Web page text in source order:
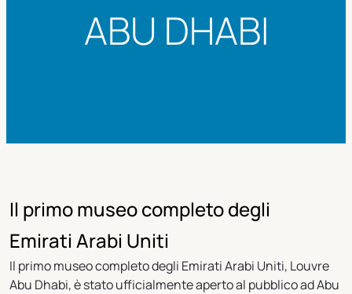
ABU DHABI
Il primo museo completo degli
Emirati Arabi Uniti
Il primo museo completo degli Emirati Arabi Uniti, Louvre
Abu Dhabi, è stato ufficialmente aperto al pubblico ad Abu